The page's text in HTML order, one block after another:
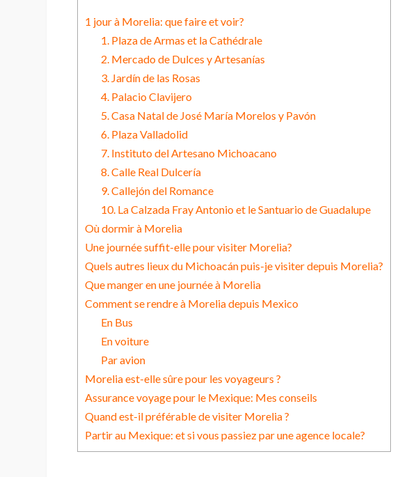
1 jour à Morelia: que faire et voir?
1. Plaza de Armas et la Cathédrale
2. Mercado de Dulces y Artesanías
3. Jardín de las Rosas
4. Palacio Clavijero
5. Casa Natal de José María Morelos y Pavón
6. Plaza Valladolid
7. Instituto del Artesano Michoacano
8. Calle Real Dulcería
9. Callejón del Romance
10. La Calzada Fray Antonio et le Santuario de Guadalupe
Où dormir à Morelia
Une journée suffit-elle pour visiter Morelia?
Quels autres lieux du Michoacán puis-je visiter depuis Morelia?
Que manger en une journée à Morelia
Comment se rendre à Morelia depuis Mexico
En Bus
En voiture
Par avion
Morelia est-elle sûre pour les voyageurs ?
Assurance voyage pour le Mexique: Mes conseils
Quand est-il préférable de visiter Morelia ?
Partir au Mexique: et si vous passiez par une agence locale?